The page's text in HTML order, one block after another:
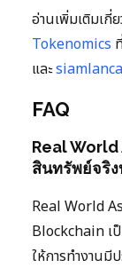
อ่านเพิ่มเติมเกี่
Tokenomics
และ
FAQ
Real World
สินทรัพย์จริ
Real World
Blockchain เ
ให้การทำงานมี